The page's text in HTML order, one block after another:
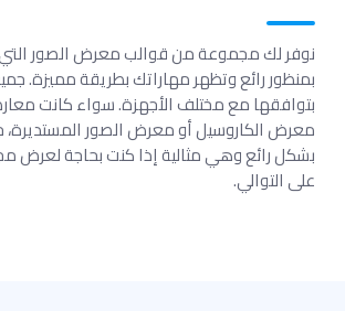
نوفر لك مجموعة من قوالب معرض الصور
بمنظور رائع وتظهر مهاراتك بطريقة مميزة.
بتوافقها مع مختلف الأجهزة. سواء كانت
معرض الكاروسيل أو معرض الصور
بشكل رائع وهي مثالية إذا كنت بحاجة لعرض
على التوالي.